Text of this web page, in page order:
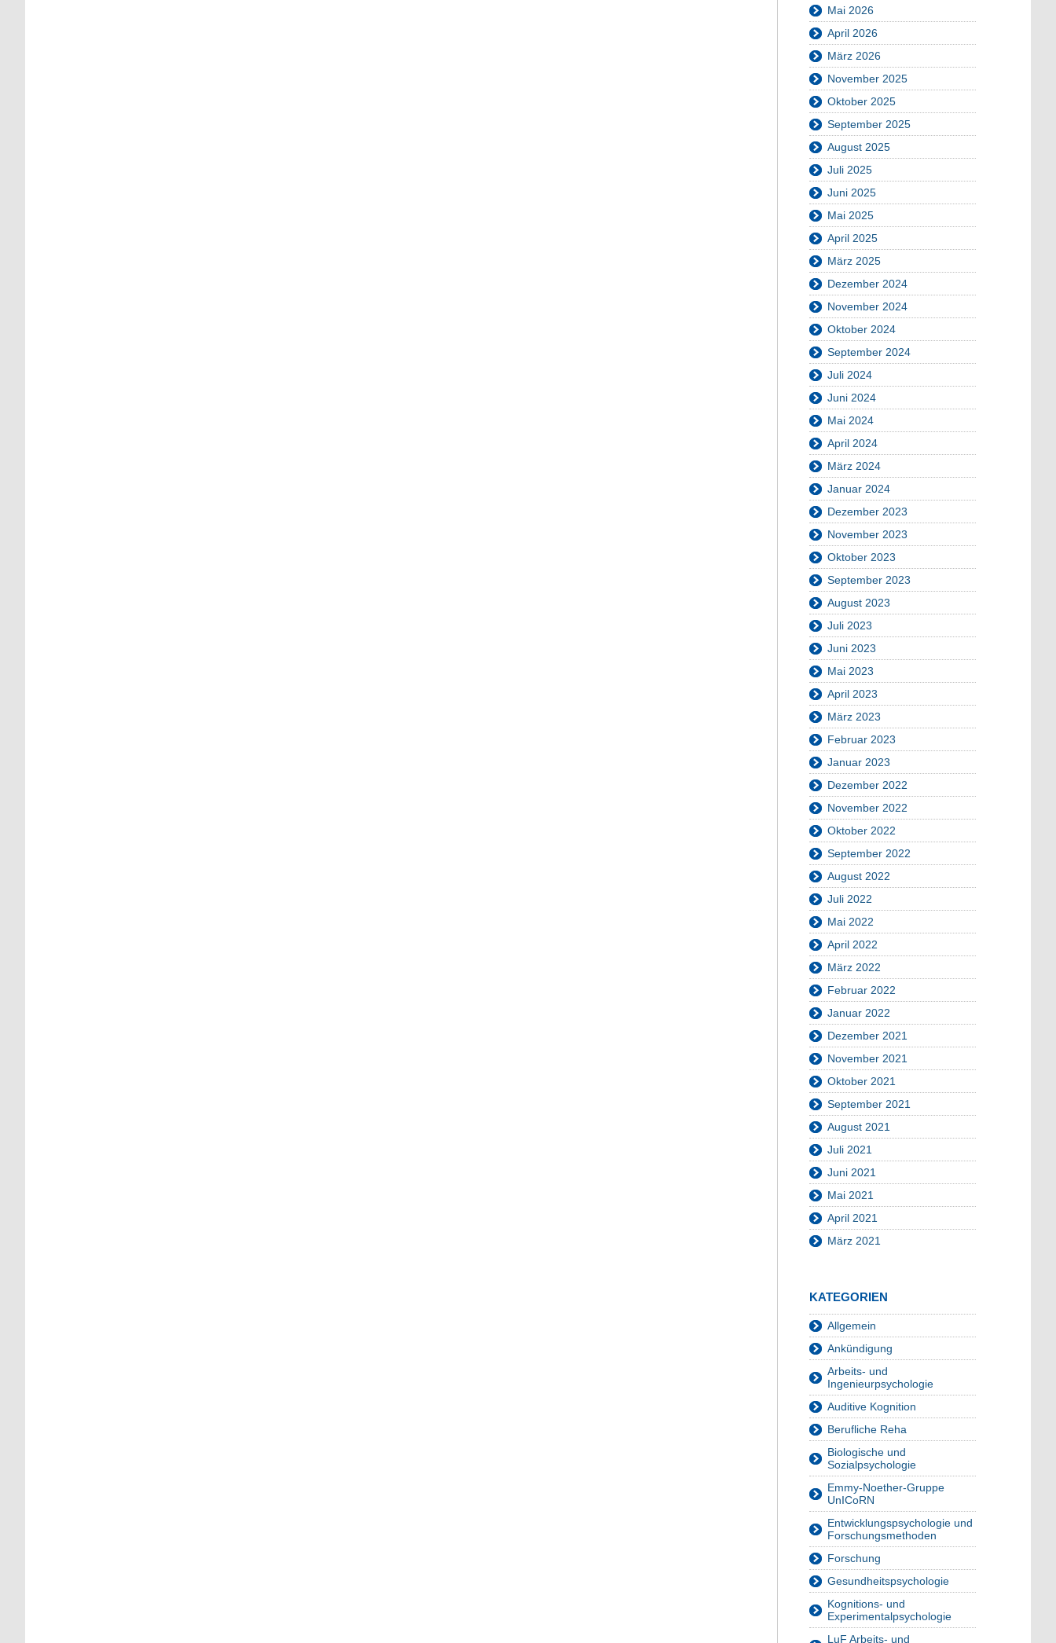
Mai 2026
April 2026
März 2026
November 2025
Oktober 2025
September 2025
August 2025
Juli 2025
Juni 2025
Mai 2025
April 2025
März 2025
Dezember 2024
November 2024
Oktober 2024
September 2024
Juli 2024
Juni 2024
Mai 2024
April 2024
März 2024
Januar 2024
Dezember 2023
November 2023
Oktober 2023
September 2023
August 2023
Juli 2023
Juni 2023
Mai 2023
April 2023
März 2023
Februar 2023
Januar 2023
Dezember 2022
November 2022
Oktober 2022
September 2022
August 2022
Juli 2022
Mai 2022
April 2022
März 2022
Februar 2022
Januar 2022
Dezember 2021
November 2021
Oktober 2021
September 2021
August 2021
Juli 2021
Juni 2021
Mai 2021
April 2021
März 2021
KATEGORIEN
Allgemein
Ankündigung
Arbeits- und
Ingenieurpsychologie
Auditive Kognition
Berufliche Reha
Biologische und
Sozialpsychologie
Emmy-Noether-Gruppe
UnICoRN
Entwicklungspsychologie und
Forschungsmethoden
Forschung
Gesundheitspsychologie
Kognitions- und
Experimentalpsychologie
LuF Arbeits- und